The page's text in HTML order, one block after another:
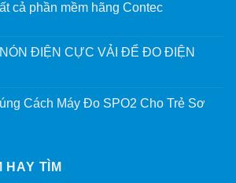
cả phần mềm hãng Contec
ĐIỆN CỰC VẢI ĐỂ ĐO ĐIỆN
Cách Máy Đo SPO2 Cho Trẻ Sơ
HAY TÌM